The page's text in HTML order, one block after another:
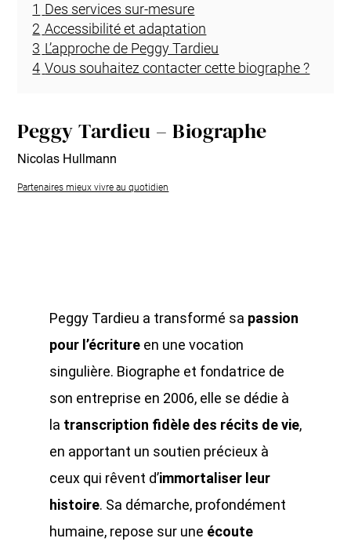
1 Des services sur-mesure
2 Accessibilité et adaptation
3 L’approche de Peggy Tardieu
4 Vous souhaitez contacter cette biographe ?
Peggy Tardieu – Biographe
Nicolas Hullmann
Partenaires mieux vivre au quotidien
Peggy Tardieu a transformé sa passion
pour l’écritureen une vocation
singulière. Biographe et fondatrice de
son entreprise en 2006, elle se dédie à
la transcription fidèle des récits de vie,
en apportant un soutien précieux à
ceux qui rêvent d’immortaliser leur
histoire. Sa démarche, profondément
humaine, repose sur une écoute